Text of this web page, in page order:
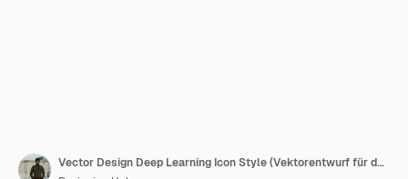
Vector Design Deep Learning Icon Style (Vektorentwurf für das tiefe Lernen)